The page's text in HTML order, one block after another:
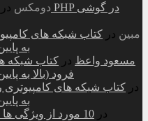
دومکس در
مبین در کتاب شبکه های
به
مسعود واعظ در کتاب شبکه
فرود (بالا به
در کتاب شبکه های کامپیوتری
به
در 10 مورد از ویژگی ها و ترفندهای اپل موزیک